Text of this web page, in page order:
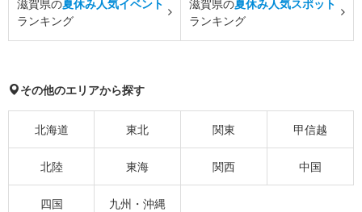
滋賀県の夏休み人気イベント
ランキング
滋賀県の夏休み人気スポット
ランキング
その他のエリアから探す
北海道 東北 関東 甲信越
北陸 東海 関西 中国
四国 九州・沖縄